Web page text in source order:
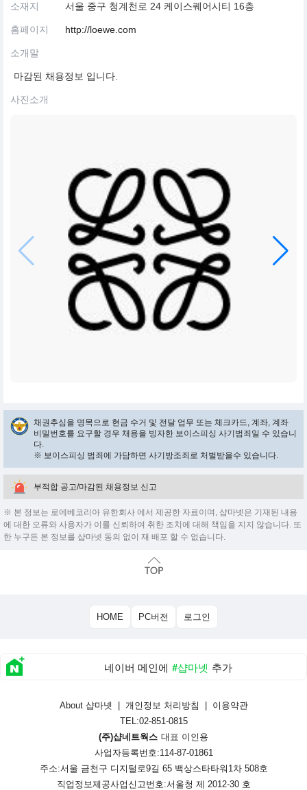
소재지 서울 중구 청계천로 24 케이스퀘어시티 16층
홈페이지 http://loewe.com
소개말
마감된 채용정보 입니다.
사진소개
채권추심을 명목으로 현금 수거 및 전달 업무 또는 체크카드, 계좌, 계좌
비밀번호를 요구할 경우 채용을 빙자한 보이스피싱 사기범죄일 수 있습니
다.
※ 보이스피싱 범죄에 가담하면 사기방조죄로 처벌받을수 있습니다.
부적합 공고/마감된 채용정보 신고
※ 본 정보는 로에베코리아 유한회사 에서 제공한 자료이며, 샵마넷은 기재된 내용
에 대한 오류와 사용자가 이를 신뢰하여 취한 조치에 대해 책임을 지지 않습니다. 또
한 누구든 본 정보를 샵마넷 동의 없이 재 배포 할 수 없습니다.
HOME PC버전 로그인
네이버 메인에 #샵마넷 추가
About 샵마넷 개인정보 처리방침
이용약관
TEL:02-851-0815
(주)샵네트웍스 대표 이인용
사업자등록번호:114-87-01861
주소:서울 금천구 디지털로9길 65 백상스타타워1차 508호
직업정보제공사업신고번호:서울청 제 2012-30 호